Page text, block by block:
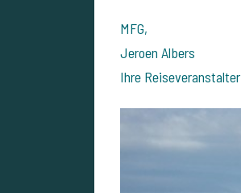
MFG,
Jeroen Albers
Ihre Reiseveranstalter